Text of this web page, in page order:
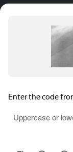
г.
АВРОРА